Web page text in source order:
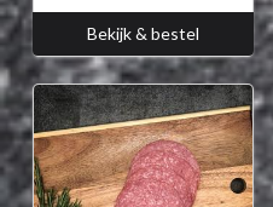
Bekijk & bestel